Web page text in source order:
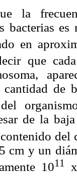
la
bacterias
en
que
de
de la
del
cm y un
1011